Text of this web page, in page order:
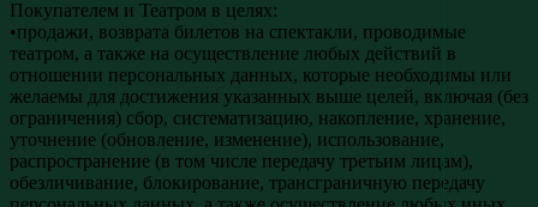
Покупателем и Театром в целях:
•продажи, возврата билетов на спектакли, проводимые
театром, а также на осуществление любых действий в
отношении персональных данных, которые необходимы или
желаемы для достижения указанных выше целей, включая (без
ограничения) сбор, систематизацию, накопление, хранение,
уточнение (обновление, изменение), использование,
распространение (в том числе передачу третьим лицам),
обезличивание, блокирование, трансграничную передачу